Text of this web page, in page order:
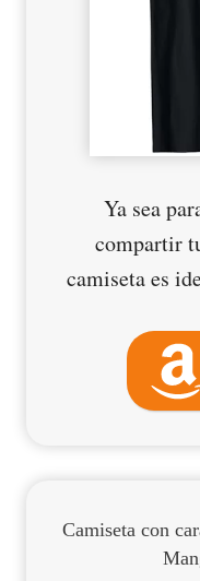
Ya sea
compartir
camiseta es
Camiseta con